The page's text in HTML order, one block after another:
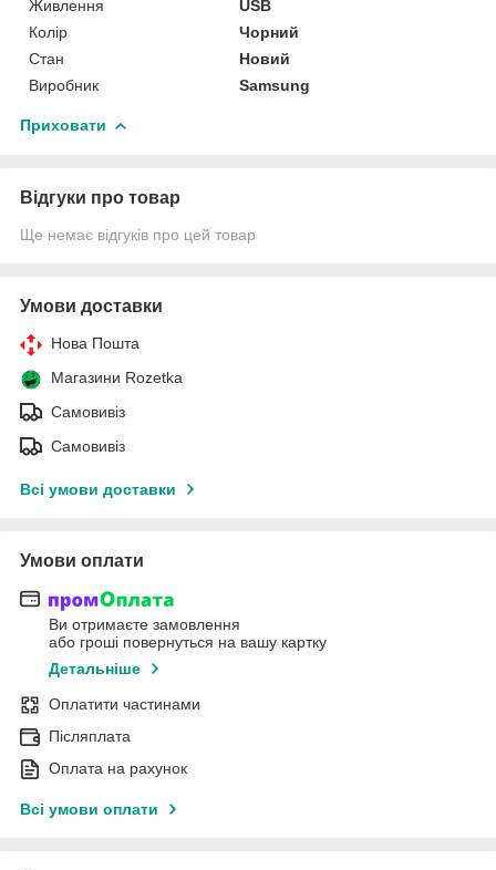
Живлення
USB
Колір
Чорний
Стан
Новий
Виробник
Samsung
Приховати
Відгуки про товар
Ще немає відгуків про цей товар
Умови доставки
Нова Пошта
Магазини Rozetka
Самовивіз
Самовивіз
Всі умови доставки
Умови оплати
Ви отримаєте замовлення
або гроші повернуться на вашу картку
Детальніше
Оплатити частинами
Післяплата
Оплата на рахунок
Всі умови оплати